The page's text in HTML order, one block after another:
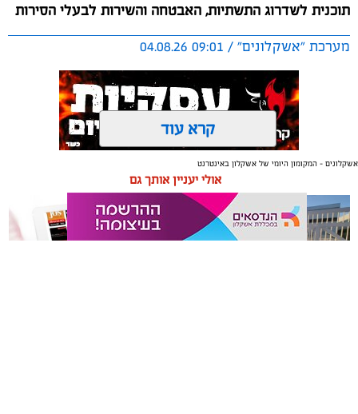
תוכנית לשדרוג התשתיות, האבטחה והשירות לבעלי הסירות
מערכת "אשקלונים" / 09:01 04.08.26
תגים:אשקלון, מרינה
החברה הכלכלית הציגה לנציגי בעלי כלי השייט במרינה
תוכנית השקעה מקיפה הכוללת שדרוג התשתיות, חיזוק
קרא עוד
אשקלונים - המקומון היומי של אשקלון באינטרנט
אולי יעניין אותך גם